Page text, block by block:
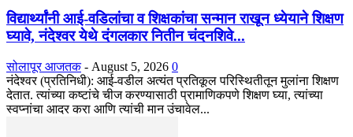
विद्यार्थ्यांनी आई-वडिलांचा व शिक्षकांचा सन्मान राखून ध्येयाने शिक्षण
घ्यावे, नंदेश्वर येथे दंगलकार नितीन चंदनशिवे...
सोलापूर आजतक - August 5, 2026 0
नंदेश्वर (प्रतिनिधी): आई-वडील अत्यंत प्रतिकूल परिस्थितीतून मुलांना शिक्षण
देतात. त्यांच्या कष्टांचे चीज करण्यासाठी प्रामाणिकपणे शिक्षण घ्या, त्यांच्या
स्वप्नांचा आदर करा आणि त्यांची मान उंचावेल...